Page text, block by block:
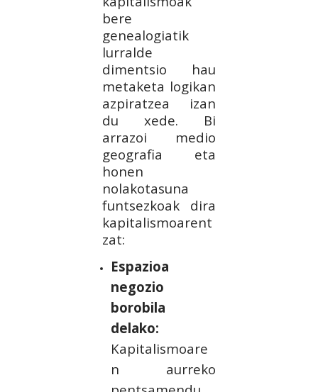
bere
genealogiatik
lurralde
dimentsio hau
metaketa logikan
azpiratzea izan
du xede. Bi
arrazoi medio
geografia eta
honen
nolakotasuna
funtsezkoak dira
kapitalismoarent
zat:
Espazioa
negozio
borobila
delako:
Kapitalismoare
n aurreko